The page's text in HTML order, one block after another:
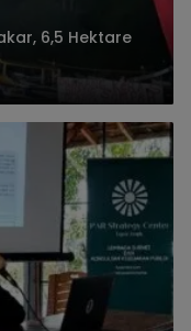
6,5 Hektare